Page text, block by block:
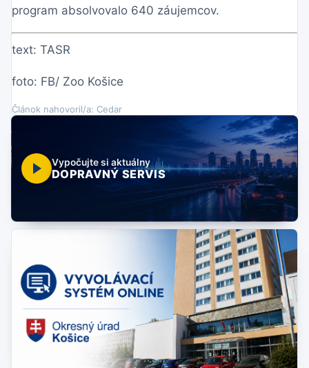
program absolvovalo 640 záujemcov.
text: TASR
foto: FB/ Zoo Košice
Článok nahovoril/a: Cedar
Vypočujte si aktuálny
DOPRAVNÝ SERVIS